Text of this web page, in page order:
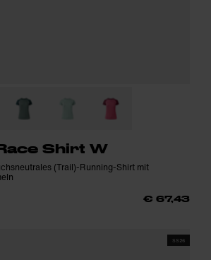
Shirt W
(Trail)-Running-Shirt mit
€ 67,43
SS26